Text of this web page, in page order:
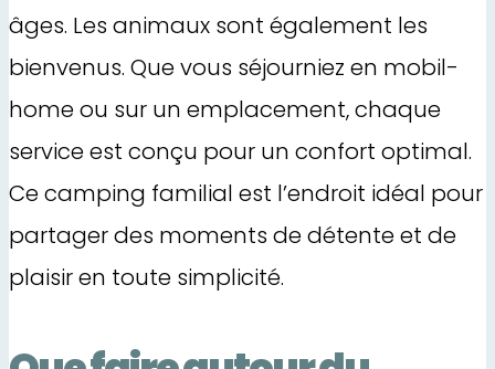
âges. Les animaux sont également les
bienvenus. Que vous séjourniez en mobil-
home ou sur un emplacement, chaque
service est conçu pour un confort optimal.
Ce camping familial est l’endroit idéal pour
partager des moments de détente et de
plaisir en toute simplicité.